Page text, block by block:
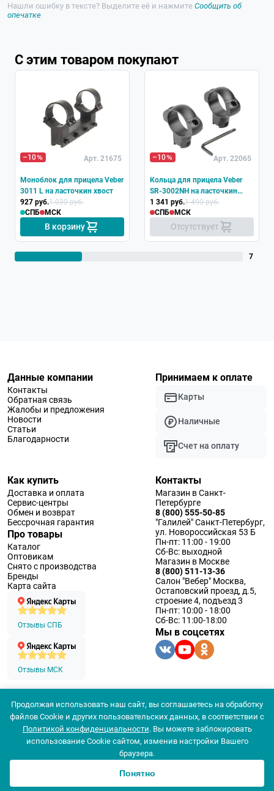
Нашли ошибку в тексте? Выделите её и нажмите Сообщить об
опечатке
С этим товаром покупают
–10 Арт. 21675
Моноблок для прицела Veber
3011 L на ласточкин хвост
927 руб.1 030 руб.
СПБ
МСК
В корзину
–10 Арт. 22065
Кольца для прицела Veber
SR-3002NH на ласточкин
хвост
1 341 руб.1 490 руб.
СПБ
МСК
Отсутствует
7
Данные компании
Контакты
Обратная связь
Жалобы и предложения
Новости
Статьи
Благодарности
Принимаем к оплате
Карты
Наличные
Счет на оплату
Как купить
Доставка и оплата
Сервис-центры
Обмен и возврат
Бессрочная гарантия
Про товары
Каталог
Оптовикам
Снято с производства
Бренды
Карта сайта
Отзывы СПБ
Отзывы МСК
Контакты
Магазин в Санкт-
Петербурге
8 (800) 555-50-85
"Галилей" Санкт-Петербург,
ул. Новороссийская 53 Б
Пн-пт: 11:00 - 19:00
Сб-Вс: выходной
Магазин в Москве
8 (800) 511-13-36
Салон "Вебер" Москва,
Остаповский проезд, д.5,
строение 4, подъезд 3
Пн-пт: 10:00 - 18:00
Сб-Вс: 11:00-18:00
Мы в соцсетях
© 1994 — 2026 ООО «Наблюдательные приборы»
Политика конфеденциальности
Согласие на обработку персональных данных
Согласие использования
Продолжая использовать наш сайт, вы соглашаетесь на обработку
файлов Cookie и других пользовательских данных, в соответствии с
Политикой конфиденциальности. Вы можете заблокировать
использование Cookie сайтом, изменив настройки Вашего
браузера.
Понятно